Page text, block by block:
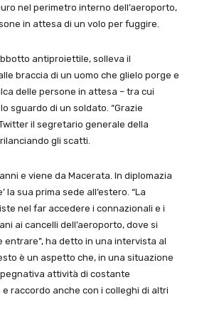
nel perimetro interno dell’aeroporto,
in attesa di un volo per fuggire.
antiproiettile, solleva il
braccia di un uomo che glielo porge e
delle persone in attesa – tra cui
sguardo di un soldato. “Grazie
il segretario generale della
gli scatti.
e viene da Macerata. In diplomazia
la sua prima sede all’estero. “La
nel far accedere i connazionali e i
ai cancelli dell’aeroporto, dove si
entrare”, ha detto in una intervista al
è un aspetto che, in una situazione
attività di costante
raccordo anche con i colleghi di altri